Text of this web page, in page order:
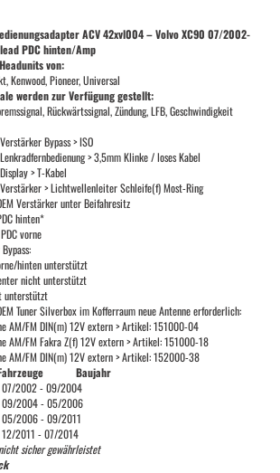
ACV 42xvl004 – Volvo XC90 07/2002-
PDC hinten/Amp
von:
Kenwood, Pioneer, Universal
werden zur Verfügung gestellt:
Rückwärtssignal, Zündung, LFB, Geschwindigkeit
Bypass > ISO
> 3,5mm Klinke / loses Kabel
> T-Kabel
Verstärker > Lichtwellenleiter Schleife(f) Most-Ring
Verstärker unter Beifahresitz
hinten*
vorne
hinten unterstützt
nicht unterstützt
unterstützt
Tuner Silverbox im Kofferraum neue Antenne erforderlich:
AM/FM DIN(m) 12V extern > Artikel: 151000-04
AM/FM Fakra Z(f) 12V extern > Artikel: 151000-18
AM/FM DIN(m) 12V extern > Artikel: 152000-38
Fahrzeuge Baujahr
07/2002 - 09/2004
09/2004 - 05/2006
05/2006 - 09/2011
12/2011 - 07/2014
sicher gewährleistet